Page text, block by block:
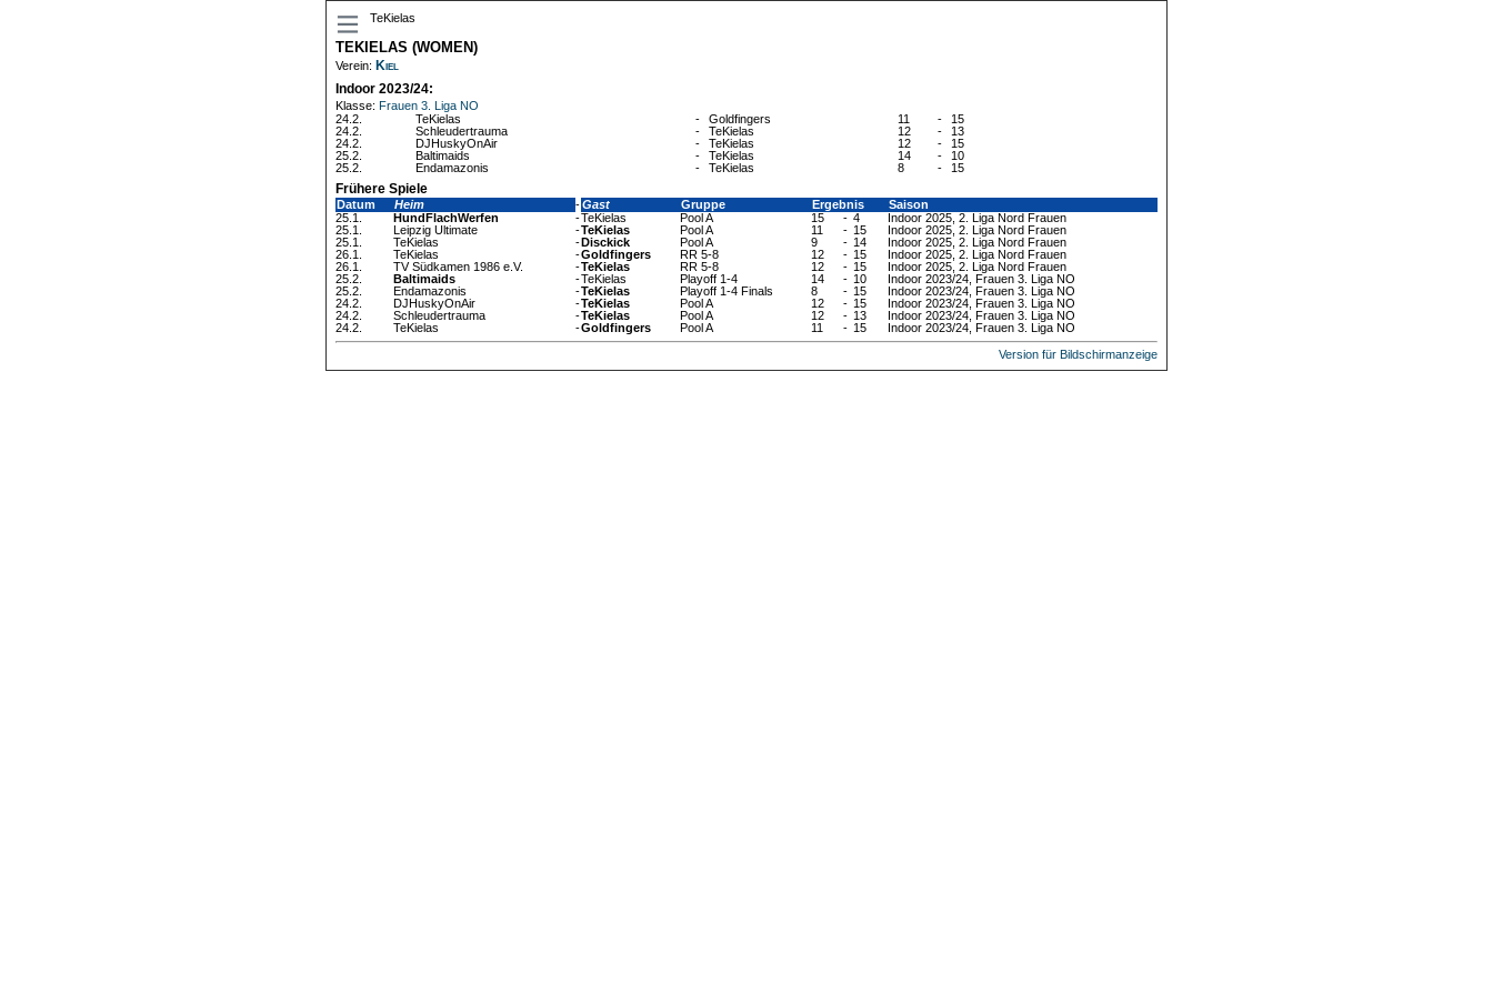
TeKielas
TEKIELAS (WOMEN)
Verein: Kiel
Indoor 2023/24:
Klasse: Frauen 3. Liga NO
24.2.
TeKielas - Goldfingers 11 -
15
24.2.
Schleudertrauma - TeKielas 12 -
13
24.2.
DJHuskyOnAir - TeKielas 12 -
15
25.2.
Baltimaids - TeKielas 14 -
10
25.2.
Endamazonis - TeKielas 8 - 15
Frühere Spiele
Datum Heim - Gast Gruppe Ergebnis
Saison
25.1.
HundFlachWerfen -TeKielas Pool A 15 - 4
Indoor 2025, 2. Liga Nord Frauen
25.1.
Leipzig Ultimate -TeKielas Pool A 11 - 15
Indoor 2025, 2. Liga Nord Frauen
25.1.
TeKielas - Disckick Pool A 9 - 14
Indoor 2025, 2. Liga Nord Frauen
26.1.
TeKielas -Goldfingers RR 5-8 12 - 15
Indoor 2025, 2. Liga Nord Frauen
26.1.
TV Südkamen 1986 e.V. -TeKielas RR 5-8 12 - 15
Indoor 2025, 2. Liga Nord Frauen
25.2.
Baltimaids -TeKielas Playoff 1-4 14 - 10
Indoor 2023/24, Frauen 3. Liga NO
25.2.
Endamazonis -TeKielas Playoff 1-4 Finals 8 - 15
Indoor 2023/24, Frauen 3. Liga NO
24.2.
DJHuskyOnAir -TeKielas Pool A 12 - 15
Indoor 2023/24, Frauen 3. Liga NO
24.2.
Schleudertrauma -TeKielas Pool A 12 - 13
Indoor 2023/24, Frauen 3. Liga NO
24.2.
TeKielas -Goldfingers Pool A 11 - 15
Indoor 2023/24, Frauen 3. Liga NO
Version für Bildschirmanzeige